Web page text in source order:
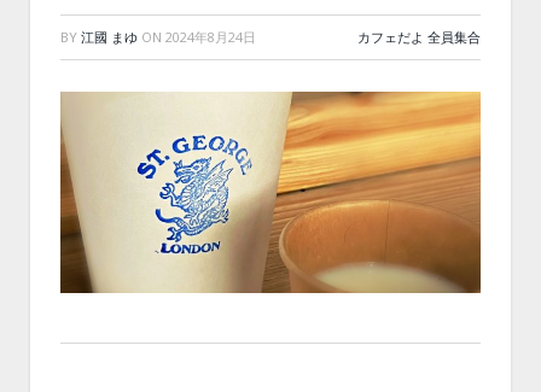
BY 江國 まゆ ON 2024年8月24日 カフェだよ 全員集合